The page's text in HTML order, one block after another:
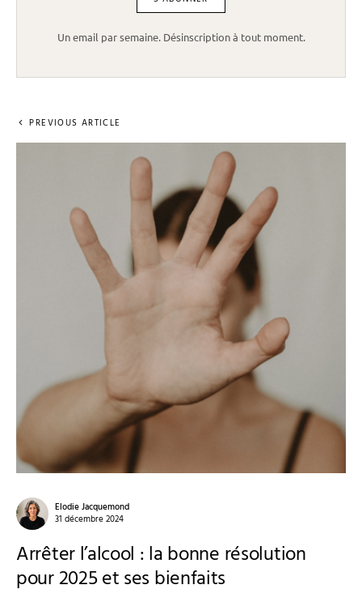
Un email par semaine. Désinscription à tout moment.
PREVIOUS ARTICLE
Elodie Jacquemond
31 décembre 2024
Arrêter l’alcool : la bonne résolution
pour 2025 et ses bienfaits